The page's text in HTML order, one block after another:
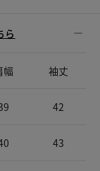
ら
幅 袖丈
42
43